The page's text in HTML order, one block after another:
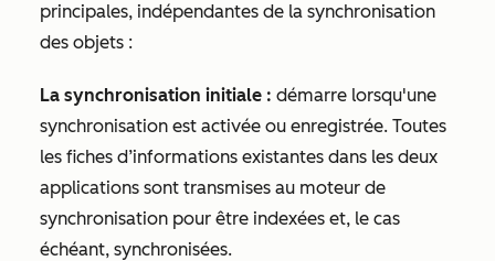
principales, indépendantes de la synchronisation
des objets :
La synchronisation initiale : démarre lorsqu'une
synchronisation est activée ou enregistrée. Toutes
les fiches d’informations existantes dans les deux
applications sont transmises au moteur de
synchronisation pour être indexées et, le cas
échéant, synchronisées.